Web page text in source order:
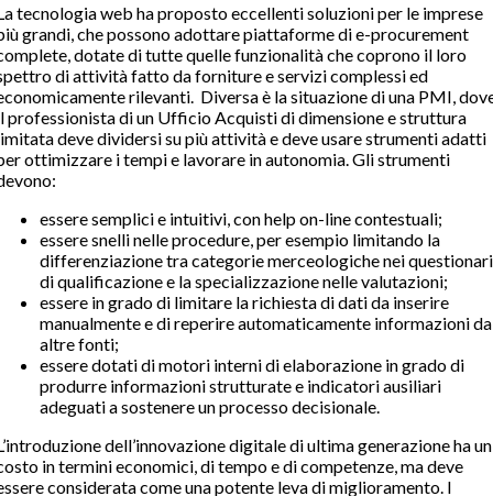
tecnologia web ha proposto eccellenti soluzioni per le imprese
grandi, che possono adottare piattaforme di e-procurement
dotate di tutte quelle funzionalità che coprono il loro
di attività fatto da forniture e servizi complessi ed
rilevanti. Diversa è la situazione di una PMI,
professionista di un Ufficio Acquisti di dimensione e struttura
deve dividersi su più attività e deve usare strumenti adatti
ottimizzare i tempi e lavorare in autonomia. Gli strumenti
essere semplici e intuitivi, con help on-line contestuali;
essere snelli nelle procedure, per esempio limitando la
differenziazione tra categorie merceologiche nei questionari
di qualificazione e la specializzazione nelle valutazioni;
essere in grado di limitare la richiesta di dati da inserire
manualmente e di reperire automaticamente informazioni da
altre fonti;
essere dotati di motori interni di elaborazione in grado di
produrre informazioni strutturate e indicatori ausiliari
adeguati a sostenere un processo decisionale.
dell’innovazione digitale di ultima generazione ha un
in termini economici, di tempo e di competenze, ma deve
considerata come una potente leva di miglioramento. I